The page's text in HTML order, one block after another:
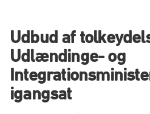
Udbud af
Udlændinge- og
igangsat